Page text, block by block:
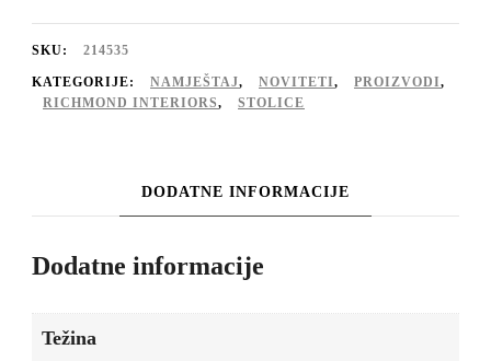
easy
sand
SKU: 214535
KATEGORIJE: NAMJEŠTAJ, NOVITETI, PROIZVODI,
RICHMOND INTERIORS, STOLICE
DODATNE INFORMACIJE
Dodatne informacije
Težina